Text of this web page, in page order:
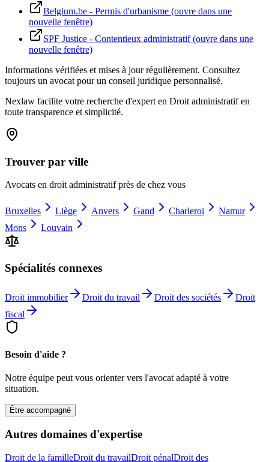
Belgium.be - Permis d'urbanisme (ouvre dans une
nouvelle fenêtre)
SPF Justice - Contentieux administratif(ouvre dans une
nouvelle fenêtre)
Informations vérifiées et mises à jour régulièrement. Consultez
toujours un avocat pour un conseil juridique personnalisé.
Nexlaw facilite votre recherche d'expert en Droit administratif en
toute transparence et simplicité.
Trouver par ville
Avocats en droit administratifprès de chez vous
Bruxelles Liège Anvers Gand Charleroi
Namur
Mons
Louvain
Spécialités connexes
Droit immobilier Droit du travail Droit des sociétés
Droit
fiscal
Besoin d'aide ?
Notre équipe peut vous orienter vers l'avocat adapté à votre
situation.
Être accompagné
Autres domaines d'expertise
Droit de la familleDroit du travailDroit pénalDroit des